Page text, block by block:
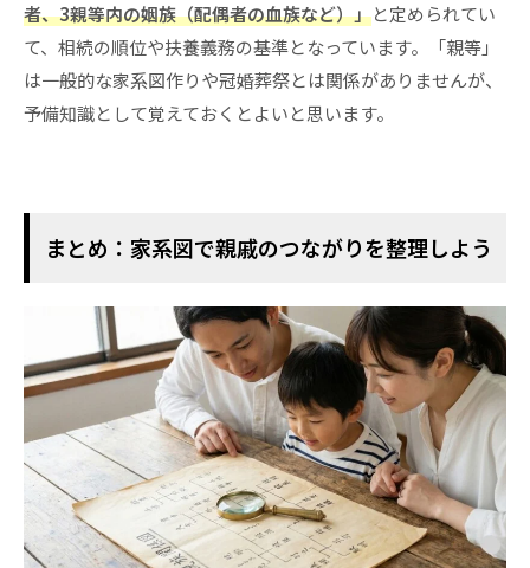
者、3親等内の姻族（配偶者の血族など）」と定められてい
て、相続の順位や扶養義務の基準となっています。「親等」
は一般的な家系図作りや冠婚葬祭とは関係がありませんが、
予備知識として覚えておくとよいと思います。
まとめ：家系図で親戚のつながりを整理しよう